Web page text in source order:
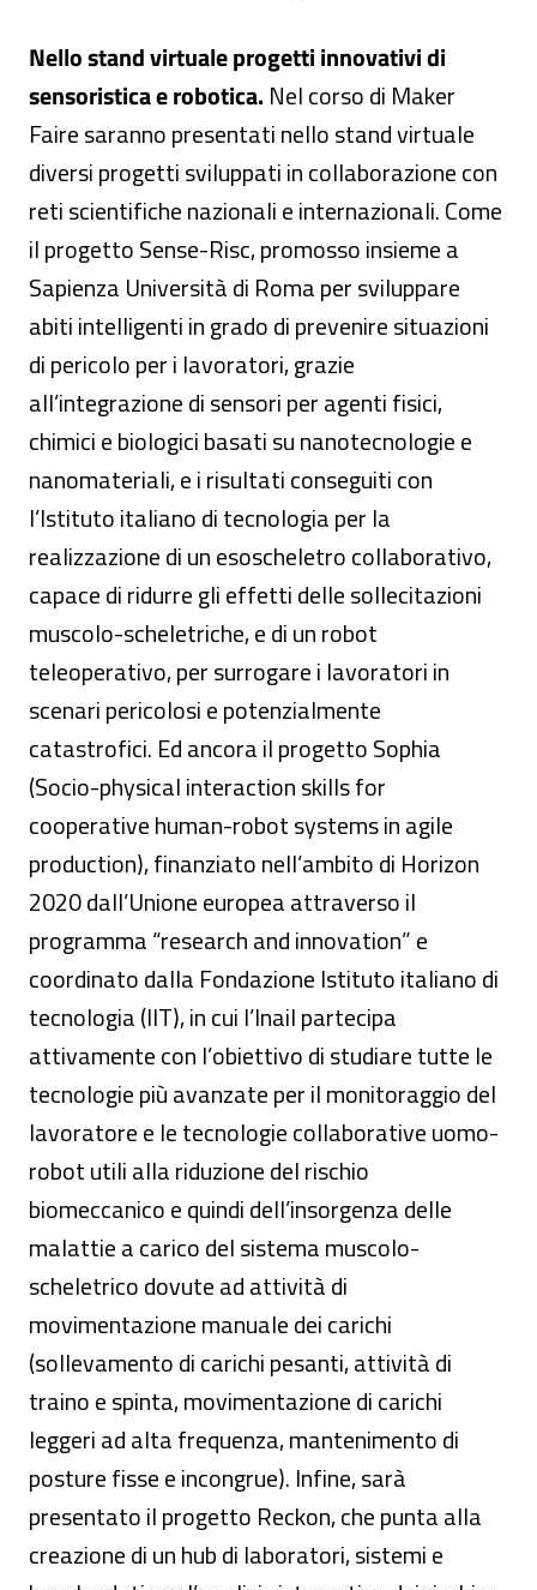
Nello stand virtuale progetti innovativi di
sensoristica e robotica. Nel corso di Maker
Faire saranno presentati nello stand virtuale
diversi progetti sviluppati in collaborazione con
reti scientifiche nazionali e internazionali. Come
il progetto Sense-Risc, promosso insieme a
Sapienza Università di Roma per sviluppare
abiti intelligenti in grado di prevenire situazioni
di pericolo per i lavoratori, grazie
all’integrazione di sensori per agenti fisici,
chimici e biologici basati su nanotecnologie e
nanomateriali, e i risultati conseguiti con
l’Istituto italiano di tecnologia per la
realizzazione di un esoscheletro collaborativo,
capace di ridurre gli effetti delle sollecitazioni
muscolo-scheletriche, e di un robot
teleoperativo, per surrogare i lavoratori in
scenari pericolosi e potenzialmente
catastrofici. Ed ancora il progetto Sophia
(Socio-physical interaction skills for
cooperative human-robot systems in agile
production), finanziato nell’ambito di Horizon
2020 dall’Unione europea attraverso il
programma “research and innovation” e
coordinato dalla Fondazione Istituto italiano di
tecnologia (IIT), in cui l’Inail partecipa
attivamente con l’obiettivo di studiare tutte le
tecnologie più avanzate per il monitoraggio del
lavoratore e le tecnologie collaborative uomo-
robot utili alla riduzione del rischio
biomeccanico e quindi dell’insorgenza delle
malattie a carico del sistema muscolo-
scheletrico dovute ad attività di
movimentazione manuale dei carichi
(sollevamento di carichi pesanti, attività di
traino e spinta, movimentazione di carichi
leggeri ad alta frequenza, mantenimento di
posture fisse e incongrue). Infine, sarà
presentato il progetto Reckon, che punta alla
creazione di un hub di laboratori, sistemi e